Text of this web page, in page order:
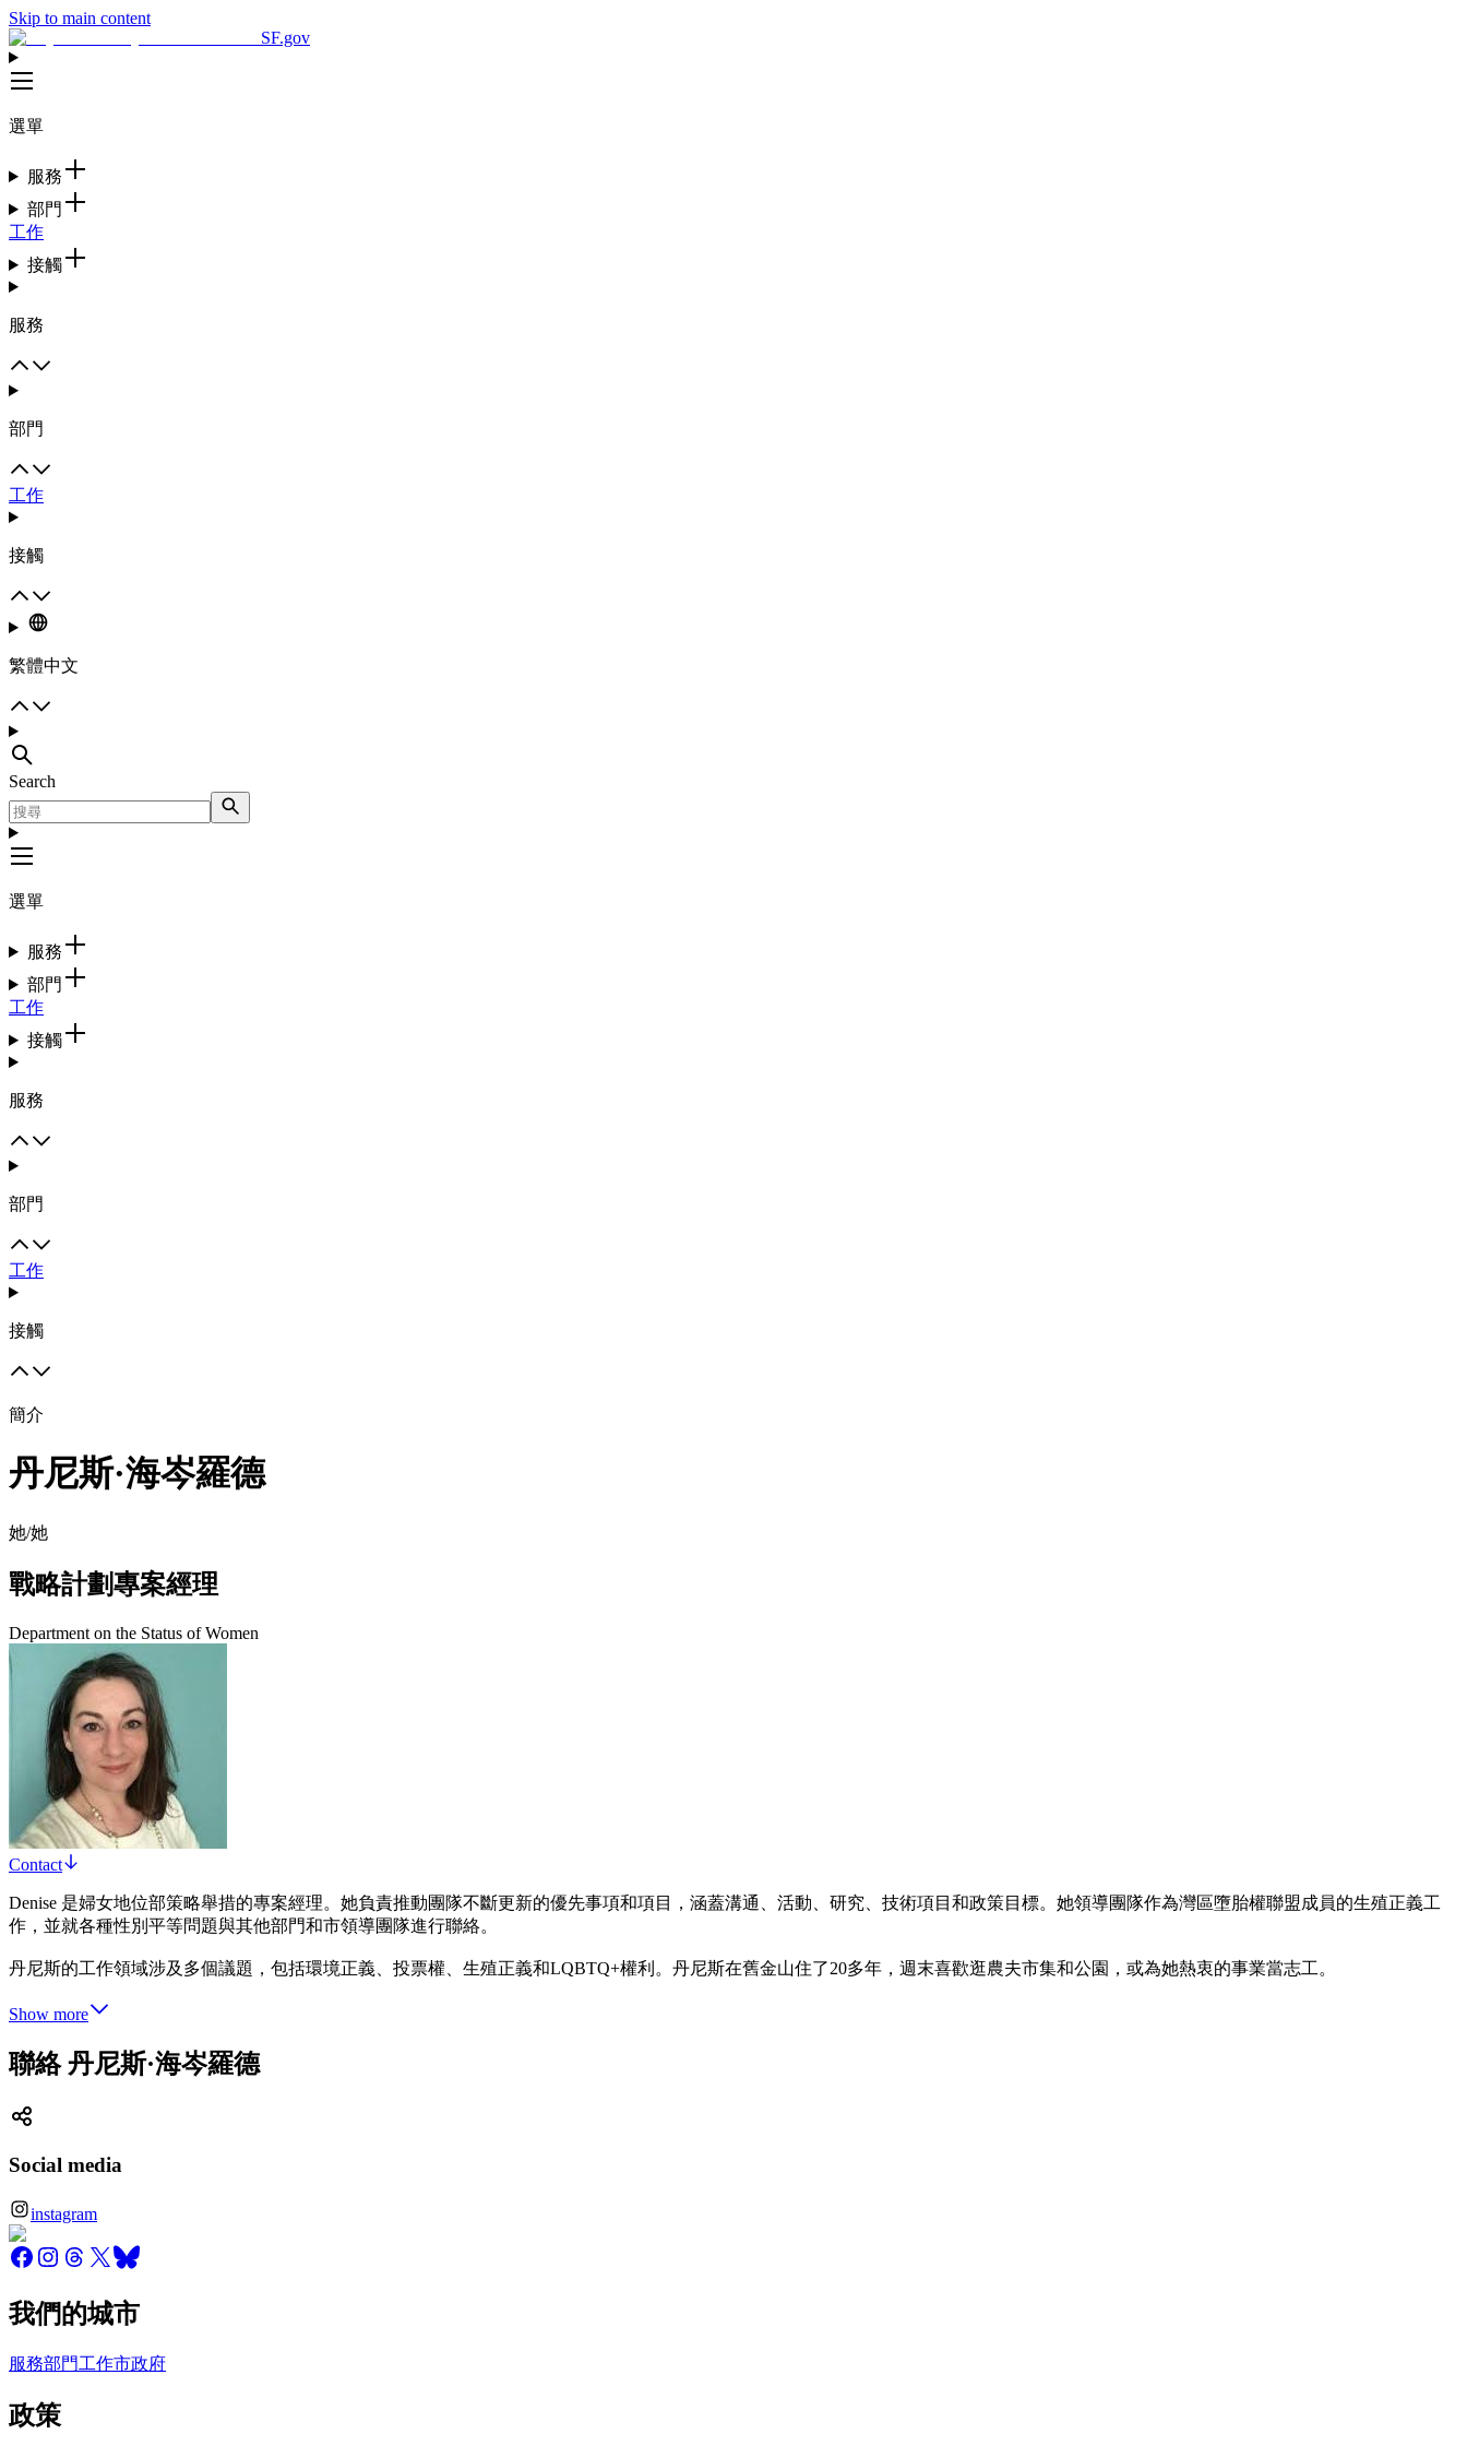
Skip to main content
SF.gov
選單
服務
部門
工作
接觸
服務
部門
工作
接觸
繁體中文
Search
選單
服務
部門
工作
接觸
服務
部門
工作
接觸
簡介
丹尼斯·海岑羅德
她/她
戰略計劃專案經理
Department on the Status of Women
Contact
Denise 是婦女地位部策略舉措的專案經理。她負責推動團隊不斷更新的優先事項和項目，涵蓋溝通、活動、研究、技術項目和政策目標。她領導團隊作為灣區墮胎權聯盟成員的生殖正義工
作，並就各種性別平等問題與其他部門和市領導團隊進行聯絡。
丹尼斯的工作領域涉及多個議題，包括環境正義、投票權、生殖正義和LQBTQ+權利。丹尼斯在舊金山住了20多年，週末喜歡逛農夫市集和公園，或為她熱衷的事業當志工。
Show more
聯絡 丹尼斯·海岑羅德
Social media
instagram
我們的城市
服務部門工作市政府
政策